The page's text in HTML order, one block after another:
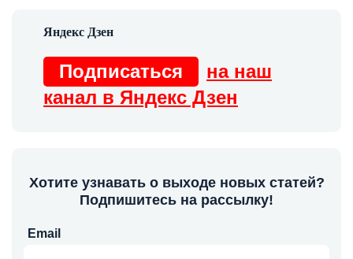
Подписаться
на наш
канал в Яндекс Дзен
Хотите узнавать о выходе новых статей?
Подпишитесь на рассылку!
Email